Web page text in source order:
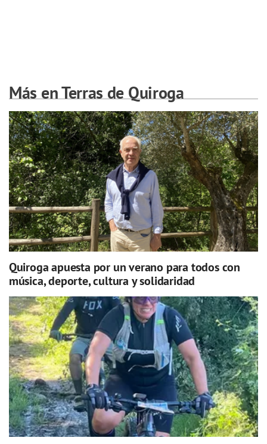
Más en Terras de Quiroga
Quiroga apuesta por un verano para todos con
música, deporte, cultura y solidaridad